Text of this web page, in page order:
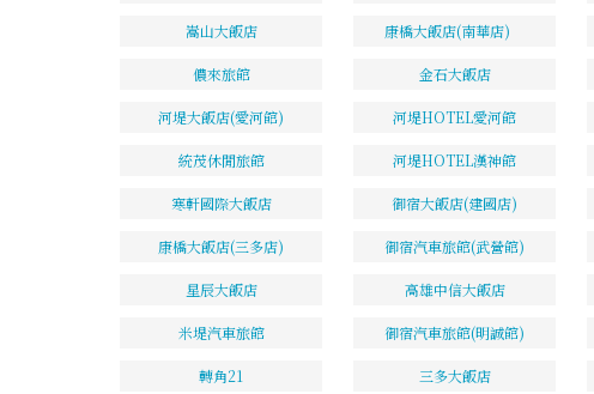
嵩山大飯店 康橋大飯店(南華店)
儂來旅館 金石大飯店
河堤大飯店(愛河館) 河堤HOTEL愛河館
統茂休閒旅館 河堤HOTEL漢神館
寒軒國際大飯店 御宿大飯店(建國店)
康橋大飯店(三多店) 御宿汽車旅館(武營館)
星辰大飯店 高雄中信大飯店
米堤汽車旅館 御宿汽車旅館(明誠館)
轉角21 三多大飯店